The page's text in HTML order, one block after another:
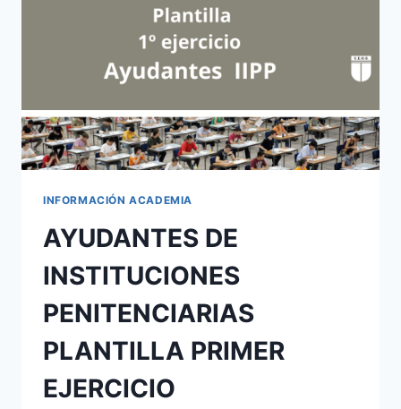
CUERPO
AYUDANTES
INSTITUCIONES
PENITENCIARIAS
INFORMACIÓN ACADEMIA
AYUDANTES DE
INSTITUCIONES
PENITENCIARIAS
PLANTILLA PRIMER
EJERCICIO